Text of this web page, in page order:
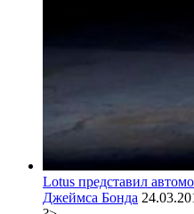
Lotus представил
Джеймса Бонда